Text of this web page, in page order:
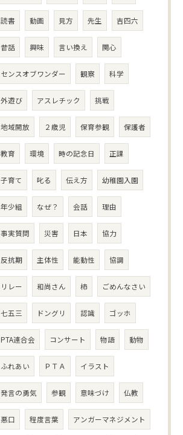
読書 動画 見方 先生 吉四六
昔話 興味 言い換え 関心
センスオブワンダー 観察 科学
外遊び アスレチック 挑戦
地域開放 ２歳児 保育参観 保護者
教育 環境 時の記念日 正課
子育て 叱る 伝え方 幼稚園入園
年少組 なぜ？ 会話 理由
事実質問 災害 日本 協力
反抗期 主体性 能動性 協調
リレー 和尚さん 柿 ごめんなさい
七五三 ドングリ 認識 ゴッホ
PTA連合会 コンサート 物語 動物
ふれあい ＰＴＡ イラスト
発言の勇気 参観 意味づけ 仏教
悪口 程度言葉 アンガーマネジメント